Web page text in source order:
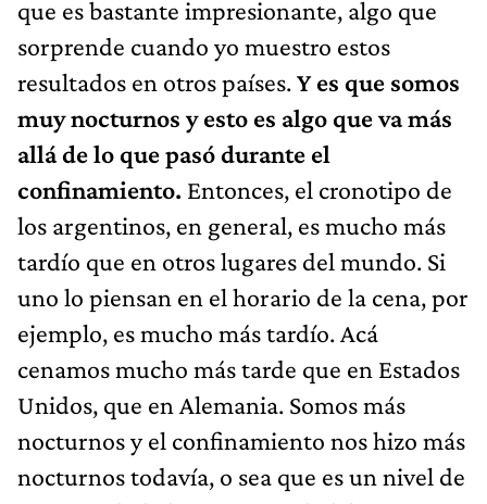
que es bastante impresionante, algo que
sorprende cuando yo muestro estos
resultados en otros países.Y es que somos
muy nocturnos y esto es algo que va más
allá de lo que pasó durante el
confinamiento. Entonces, el cronotipo de
los argentinos, en general, es mucho más
tardío que en otros lugares del mundo. Si
uno lo piensan en el horario de la cena, por
ejemplo, es mucho más tardío. Acá
cenamos mucho más tarde que en Estados
Unidos, que en Alemania. Somos más
nocturnos y el confinamiento nos hizo más
nocturnos todavía, o sea que es un nivel de